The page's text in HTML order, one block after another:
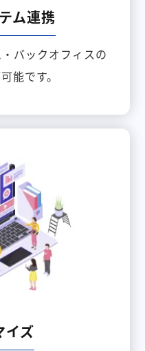
ム連携
バックオフィスの
能です。
イズ